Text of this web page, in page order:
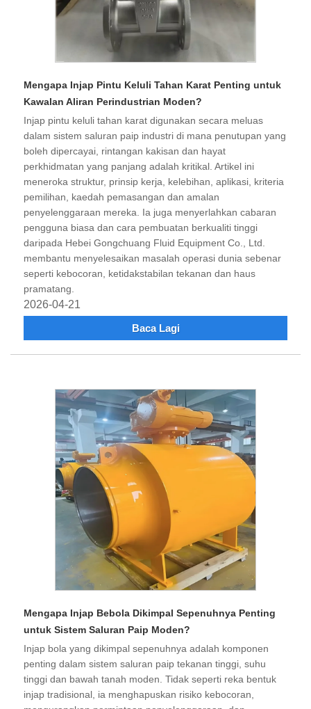
Mengapa Injap Pintu Keluli Tahan Karat Penting untuk
Kawalan Aliran Perindustrian Moden?
​Injap pintu keluli tahan karat digunakan secara meluas
dalam sistem saluran paip industri di mana penutupan yang
boleh dipercayai, rintangan kakisan dan hayat
perkhidmatan yang panjang adalah kritikal. Artikel ini
meneroka struktur, prinsip kerja, kelebihan, aplikasi, kriteria
pemilihan, kaedah pemasangan dan amalan
penyelenggaraan mereka. Ia juga menyerlahkan cabaran
pengguna biasa dan cara pembuatan berkualiti tinggi
daripada Hebei Gongchuang Fluid Equipment Co., Ltd.
membantu menyelesaikan masalah operasi dunia sebenar
seperti kebocoran, ketidakstabilan tekanan dan haus
pramatang.
2026-04-21
Baca Lagi
Mengapa Injap Bebola Dikimpal Sepenuhnya Penting
untuk Sistem Saluran Paip Moden?
Injap bola yang dikimpal sepenuhnya adalah komponen
penting dalam sistem saluran paip tekanan tinggi, suhu
tinggi dan bawah tanah moden. Tidak seperti reka bentuk
injap tradisional, ia menghapuskan risiko kebocoran,